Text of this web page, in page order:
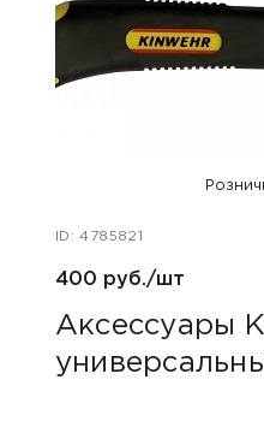
ID: 4785821
400 руб./шт
Аксессуары